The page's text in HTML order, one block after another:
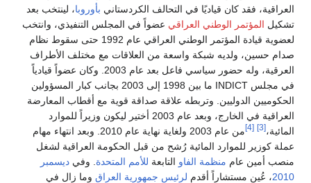
العراقية، فقد كان قياديًا في التحالف الكردستاني بأوروبا، لينتخب بعد
تشكيل المؤتمر الوطني العراقي عضواً في المجلس التنفيذي، وانتخب
لعضوية قيادة المؤتمر الوطني العراقي عام 1992 حتى سقوط نظام
صدام حسين، ولديه شبكة واسعة من العلاقات مع مختلف الأطراف
العرقية، وله حضور سياسي فاعل بعد عام 2003. وكان عضواً قيادياً
في مجلس INDICT ما بين 1998 إلى 2003 بجانب كبار المسؤولين
الحكوميين الدوليين. وتربطه علاقة صداقة قوية مع أقطاب المعارضة
العراقية في الخارج، وبعد عام 2003 أختير ليكون وزيراً للموارد
المائية،[3]
[4]
من عام 2003 ولغاية نهاية عام 2010. وبعد انتهاء مهام
عملة كوزير للموارد المائية رُشح من قبل الحكومة العراقية لشغل
منصب أمين عام منظمة الفاو التابعة للأمم المتحدة . وفي ديسمبر
2010، عُين مستشاراً أقدم لرئيس جمهورية العراق وما زال في